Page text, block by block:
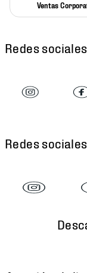
Ventas
Redes sociales
Redes sociales